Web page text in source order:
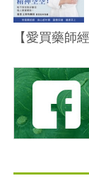
【愛買藥師